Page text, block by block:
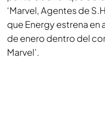
‘Marvel, Agentes de
que Energy estrena
de enero dentro del
Marvel’.